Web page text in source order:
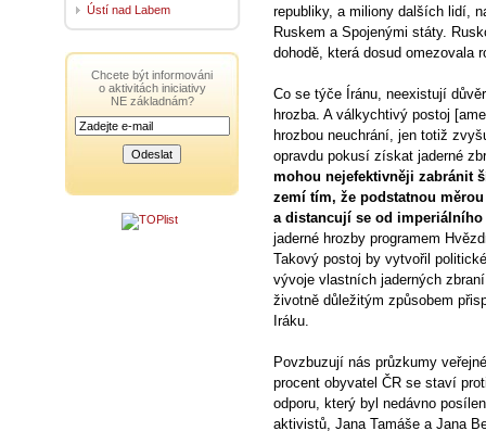
republiky, a miliony dalších lidí,
Ruskem a Spojenými státy.
dohodě, která dosud omezovala
Co se týče Íránu, neexistují
hrozba. A válkychtivý postoj
hrozbou neuchrání, jen totiž
opravdu pokusí získat jaderné
mohou nejefektivněji zabránit
zemí tím, že podstatnou
a distancují se od
jaderné hrozby programem
Takový postoj by vytvořil
vývoje vlastních jaderných
životně důležitým způsobem
Iráku.
Povzbuzují nás průzkumy
procent obyvatel ČR se staví
odporu, který byl nedávno
aktivistů, Jana Tamáše a Jana
Ústí nad Labem
Chcete být informováni
o aktivitách iniciativy
NE základnám?